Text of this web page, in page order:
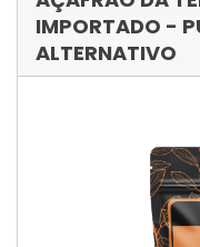
IMPORTADO -
ALTERNATIVO